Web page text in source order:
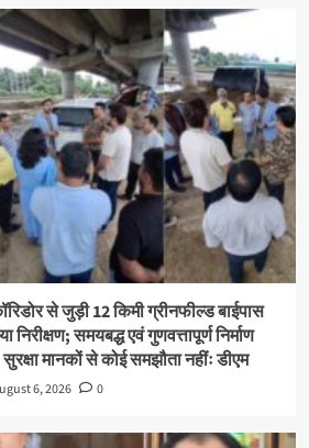
से जुड़ी 12 किमी ग्रीनफील्ड बाईपास
निरीक्षण; समयबद्ध एवं गुणवत्तापूर्ण निर्माण
मानकों से कोई समझौता नहींः डीएम
6, 2026 0